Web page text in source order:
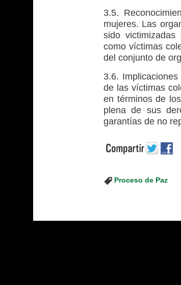
3.5.
mujeres. Las
sido
como víctimas
del conjunto de
3.6.
de las víctimas
en términos de
plena de sus
garantías de no
Proceso de Paz